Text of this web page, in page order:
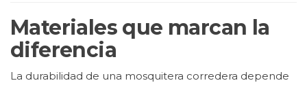
Materiales que marcan la
diferencia
La durabilidad de una mosquitera corredera depende